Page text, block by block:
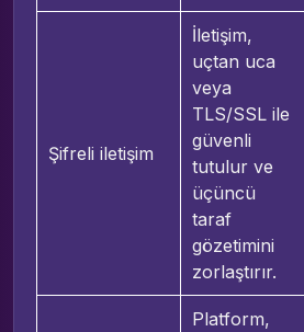
Şifreli iletişim
İletişim,
uçtan uca
veya
TLS/SSL ile
güvenli
tutulur ve
üçüncü
taraf
gözetimini
zorlaştırır.
Platform,